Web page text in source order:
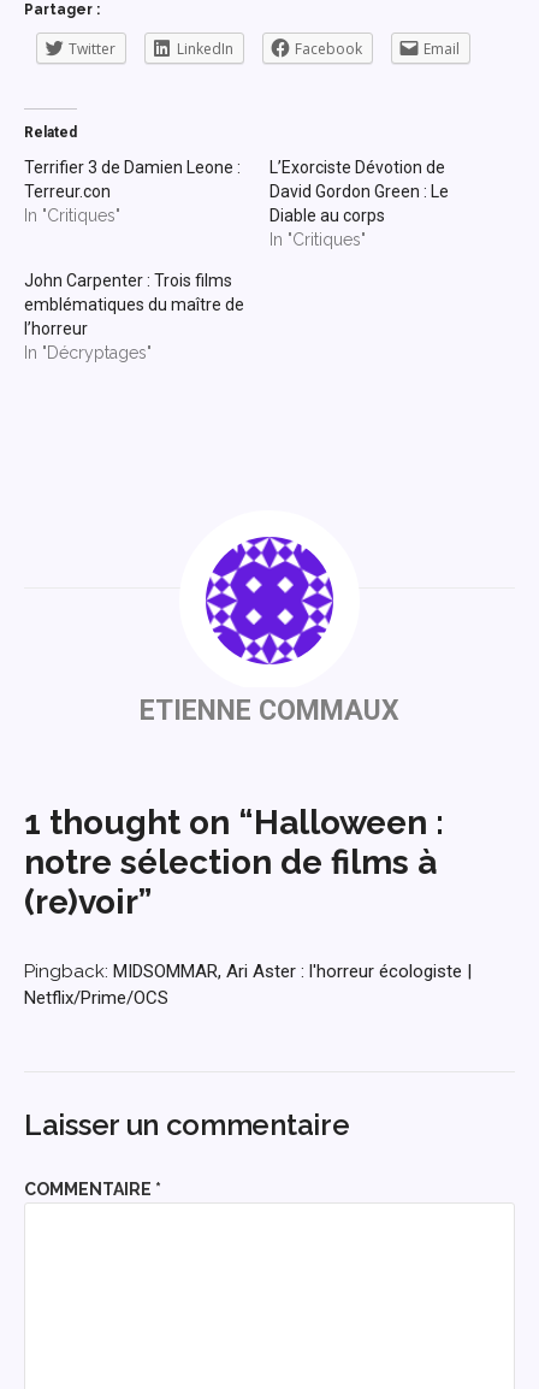
Partager :
Twitter LinkedIn Facebook Email
Related
Terrifier 3 de Damien Leone :
Terreur.con
In "Critiques"
L’Exorciste Dévotion de
David Gordon Green : Le
Diable au corps
In "Critiques"
John Carpenter : Trois films
emblématiques du maître de
l’horreur
In "Décryptages"
ETIENNE COMMAUX
1 thought on “Halloween :
notre sélection de films à
(re)voir”
Pingback: MIDSOMMAR, Ari Aster : l'horreur écologiste |
Netflix/Prime/OCS
Laisser un commentaire
COMMENTAIRE *